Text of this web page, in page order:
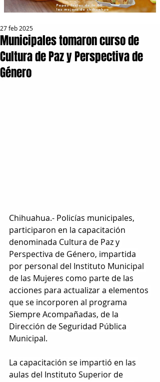
Municipales tomaron curso de
Cultura de Paz y Perspectiva de
Género
27 feb 2025
Chihuahua.- Policías municipales,
participaron en la capacitación
denominada Cultura de Paz y
Perspectiva de Género, impartida
por personal del Instituto Municipal
de las Mujeres como parte de las
acciones para actualizar a elementos
que se incorporen al programa
Siempre Acompañadas, de la
Dirección de Seguridad Pública
Municipal.
La capacitación se impartió en las
aulas del Instituto Superior de